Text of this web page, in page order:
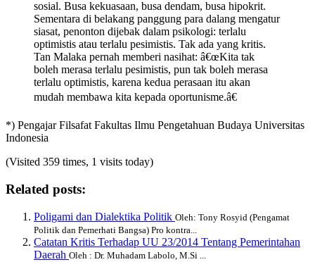
sosial. Busa kekuasaan, busa dendam, busa hipokrit.
Sementara di belakang panggung para dalang mengatur
siasat, penonton dijebak dalam psikologi: terlalu
optimistis atau terlalu pesimistis. Tak ada yang kritis.
Tan Malaka pernah memberi nasihat: â€œKita tak
boleh merasa terlalu pesimistis, pun tak boleh merasa
terlalu optimistis, karena kedua perasaan itu akan
mudah membawa kita kepada oportunisme.â€
*) Pengajar Filsafat Fakultas Ilmu Pengetahuan Budaya Universitas
Indonesia
(Visited 359 times, 1 visits today)
Related posts:
Poligami dan Dialektika Politik Oleh: Tony Rosyid (Pengamat
Politik dan Pemerhati Bangsa) Pro kontra...
Catatan Kritis Terhadap UU 23/2014 Tentang Pemerintahan
Daerah Oleh : Dr. Muhadam Labolo, M.Si ...